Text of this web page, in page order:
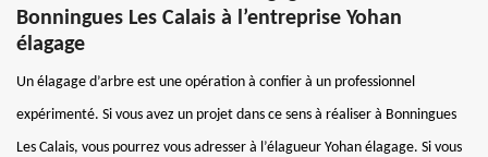
Bonningues Les Calais à l’entreprise Yohan
élagage
Un élagage d’arbre est une opération à confier à un professionnel
expérimenté. Si vous avez un projet dans ce sens à réaliser à Bonningues
Les Calais, vous pourrez vous adresser à l’élagueur Yohan élagage. Si vous